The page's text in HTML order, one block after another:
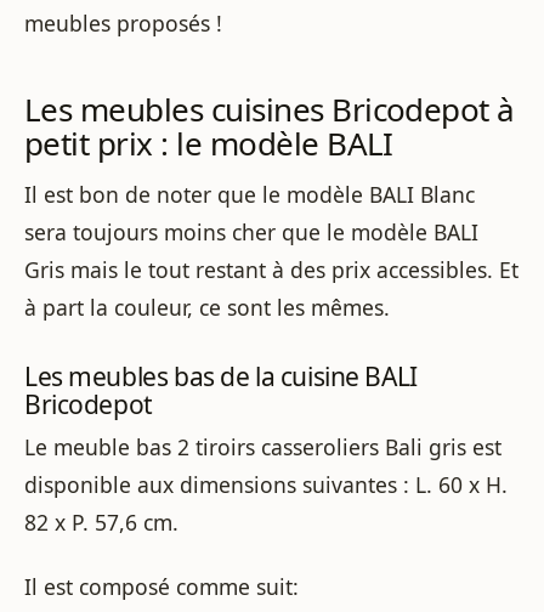
meubles proposés !
Les meubles cuisines Bricodepot à
petit prix : le modèle BALI
Il est bon de noter que le modèle BALI Blanc
sera toujours moins cher que le modèle BALI
Gris mais le tout restant à des prix accessibles. Et
à part la couleur, ce sont les mêmes.
Les meubles bas de la cuisine BALI
Bricodepot
Le meuble bas 2 tiroirs casseroliers Bali gris est
disponible aux dimensions suivantes : L. 60 x H.
82 x P. 57,6 cm.
Il est composé comme suit: